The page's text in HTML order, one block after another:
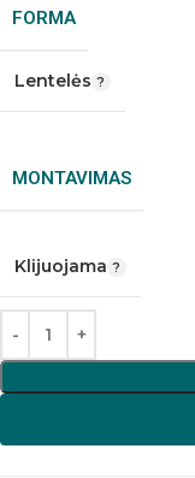
FORMA
Lentelės
MONTAVIMAS
Klijuojama